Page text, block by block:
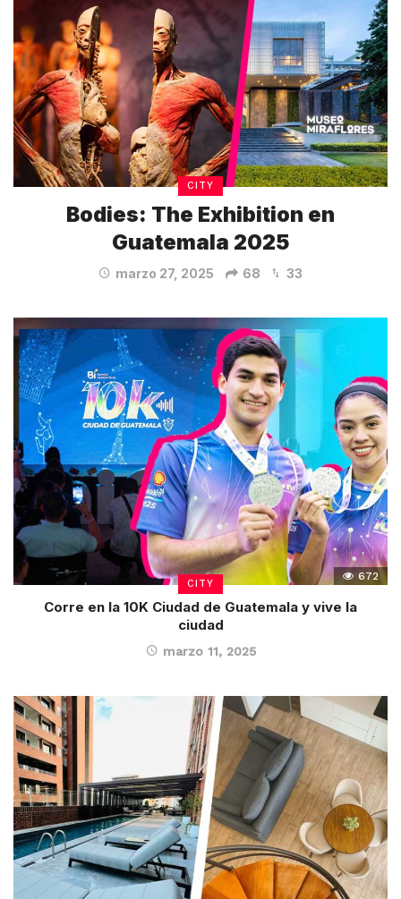
CITY
Bodies: The Exhibition en
Guatemala 2025
marzo 27, 2025 68 33
CITY
672
Corre en la 10K Ciudad de Guatemala y vive la
ciudad
marzo 11, 2025